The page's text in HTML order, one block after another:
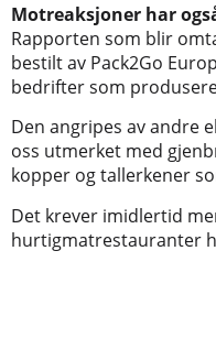
Motreaksjoner har
Rapporten som blir
bestilt av Pack2Go
bedrifter som
Den angripes av andre
oss utmerket med
kopper og tallerkener
Det krever imidlertid
hurtigmatrestauranter